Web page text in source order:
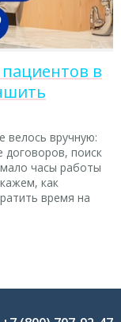
в
велось вручную:
договоров, поиск
часы работы
как
время на